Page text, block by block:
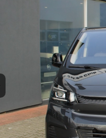
Hyundai
Jeep
Opel
Peugeot